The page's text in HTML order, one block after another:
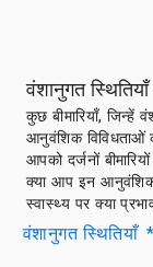
वंशानुगत स्थितियाँ
कुछ बीमारियाँ, जिन्हें
आनुवंशिक विविधताओं
आपको दर्जनों
क्या आप इन
स्वास्थ्य पर क्या
वंशानुगत स्थितियाँ *